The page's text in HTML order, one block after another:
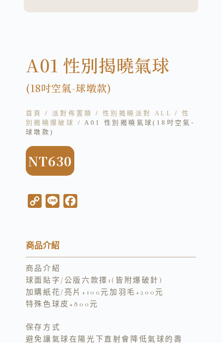
A01 性別揭曉氣球
(18吋空氣-球墩款)
首頁 / 派對佈置類 /性別揭曉派對 ALL /性
別揭曉爆破球
/ A01 性別揭曉氣球(18吋空氣-
球墩款)
NT630
y
L
i
n
k
e
b
o
k
商品介紹
商品介紹
球面貼字/公版六款擇1(皆附爆破針)
加購紙花/亮片+100元加羽毛+200元
特殊色球皮+800元
保存方式
避免讓氣球在陽光下直射會降低氣球的壽